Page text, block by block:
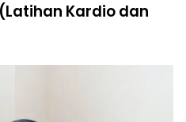
Kardio dan